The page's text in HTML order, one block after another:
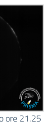
ore 21.25